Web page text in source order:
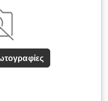
5.000 kg
• Μέγιστη εμβέλεια
• Ελάχιστη εμβέλεια